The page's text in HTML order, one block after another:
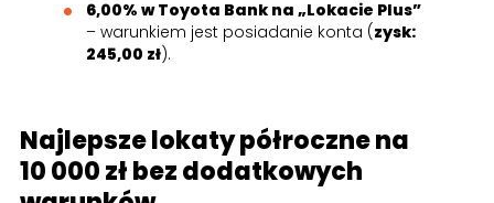
6,00% w Toyota Bank na „Lokacie Plus”
– warunkiem jest posiadanie konta (zysk:
245,00 zł).
Najlepsze lokaty półroczne na
10 000 zł bez dodatkowych